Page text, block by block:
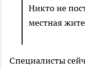
Никто не
местная
Специалисты